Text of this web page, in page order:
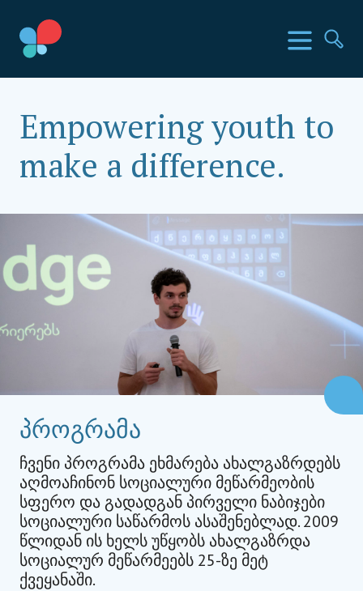
გადასვლა
მენიუ
SIA Countries
Empowering youth to
make a difference.
პროგრამა
ჩვენი პროგრამა ეხმარება ახალგაზრდებს
აღმოაჩინონ სოციალური მეწარმეობის
სფერო და გადადგან პირველი ნაბიჯები
სოციალური საწარმოს ასაშენებლად. 2009
წლიდან ის ხელს უწყობს ახალგაზრდა
სოციალურ მეწარმეებს 25-ზე მეტ
ქვეყანაში.